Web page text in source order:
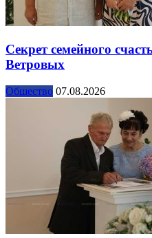
Секрет семейного
Ветровых
Общество 07.08.2026